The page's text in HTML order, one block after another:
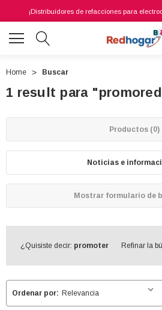
¡Distribuidores de refacciones para
Home Buscar
1 result para
Productos (0)
Noticias e
Mostrar formulario de
¿Quisiste decir: promoter Refinar la
Ordenar por:
7614